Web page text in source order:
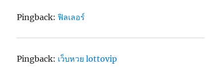
Pingback:ฟิลเลอร์
Pingback: เว็บหวย lottovip